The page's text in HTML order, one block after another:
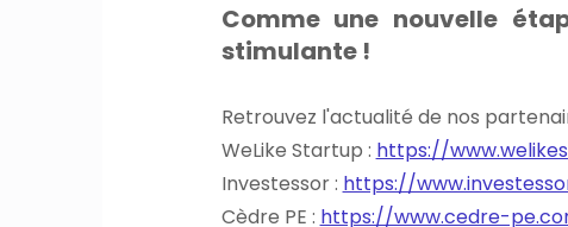
Comme une nouvelle
stimulante !
Retrouvez l'actualité de nos
WeLike Startup : https://
Investessor : https://
Cèdre PE : https://www.cedre-